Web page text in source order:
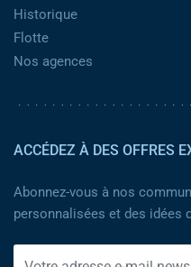
Historique
Flotte
Nos agences
ACCÉDEZ À DES OFFRES
Abonnez-vous à nos
personnalisées et des idées